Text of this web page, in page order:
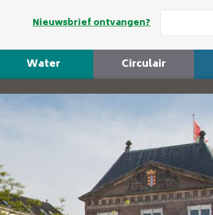
Nieuwsbrief ontvangen?
Water Circulair